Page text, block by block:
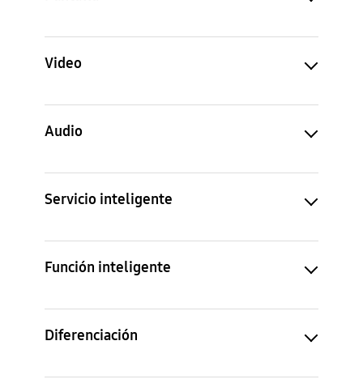
Video
Audio
Servicio inteligente
Función inteligente
Diferenciación